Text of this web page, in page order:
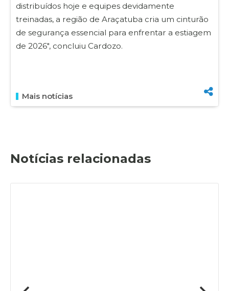
distribuídos hoje e equipes devidamente
treinadas, a região de Araçatuba cria um cinturão
de segurança essencial para enfrentar a estiagem
de 2026", concluiu Cardozo.
Mais notícias
Notícias relacionadas